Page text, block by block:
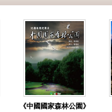
《中國國家森林公園》